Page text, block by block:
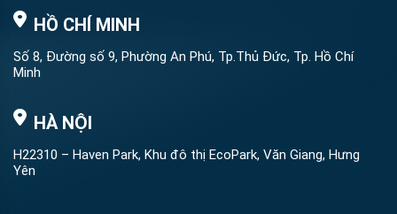
HỒ CHÍ MINH
Số 8, Đường số 9, Phường An Phú, Tp.Thủ Đức, Tp. Hồ Chí
Minh
HÀ NỘI
H22310 – Haven Park, Khu đô thị EcoPark, Văn Giang, Hưng
Yên